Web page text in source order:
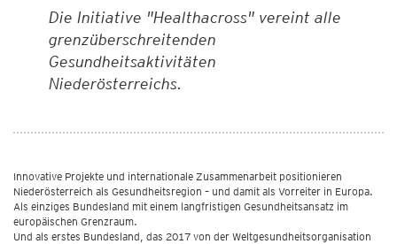
Die Initiative "Healthacross" vereint alle
grenzüberschreitenden
Gesundheitsaktivitäten
Niederösterreichs.
Innovative Projekte und internationale Zusammenarbeit positionieren
Niederösterreich als Gesundheitsregion – und damit als Vorreiter in Europa.
Als einziges Bundesland mit einem langfristigen Gesundheitsansatz im
europäischen Grenzraum.
Und als erstes Bundesland, das 2017 von der Weltgesundheitsorganisation